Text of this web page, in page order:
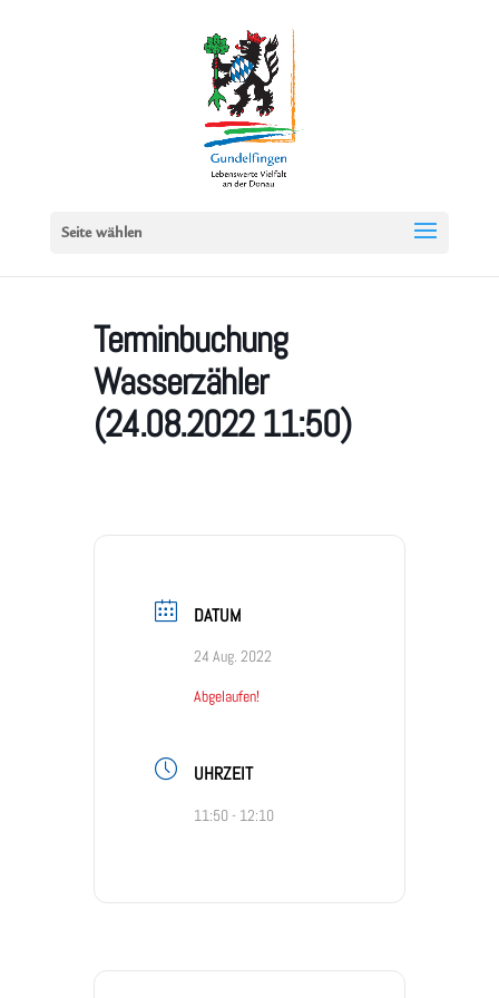
Seite wählen
Terminbuchung
Wasserzähler
(24.08.2022 11:50)
DATUM
24 Aug. 2022
Abgelaufen!
UHRZEIT
11:50 - 12:10